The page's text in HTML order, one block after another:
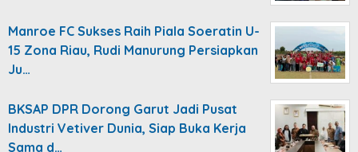
Manroe FC Sukses Raih Piala Soeratin U-
15 Zona Riau, Rudi Manurung Persiapkan
Ju…
BKSAP DPR Dorong Garut Jadi Pusat
Industri Vetiver Dunia, Siap Buka Kerja
Sama d…